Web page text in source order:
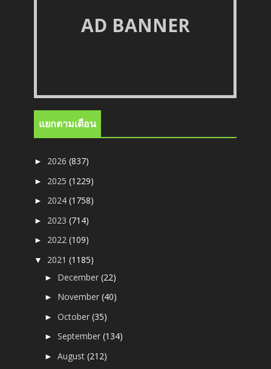
AD BANNER
แยกตามเดือน
► 2026(837)
► 2025(1229)
► 2024(1758)
► 2023(714)
► 2022(109)
▼ 2021(1185)
► December(22)
► November(40)
►October(35)
►September(134)
►August(212)